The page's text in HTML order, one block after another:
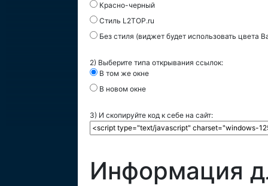
Красно-черный
Стиль L2TOP.ru
Без стиля (виджет будет использовать цвета
2) Выберите типа открывания ссылок:
В том же окне
В новом окне
3) И скопируйте код к себе на сайт:
Информация